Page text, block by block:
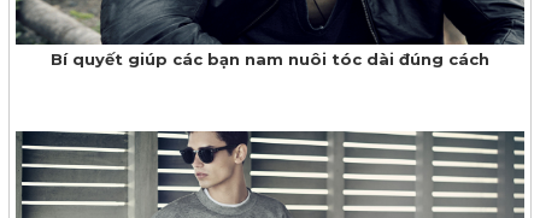
Bí quyết giúp các bạn nam nuôi tóc dài đúng cách